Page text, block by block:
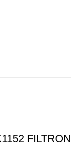
FILTRON